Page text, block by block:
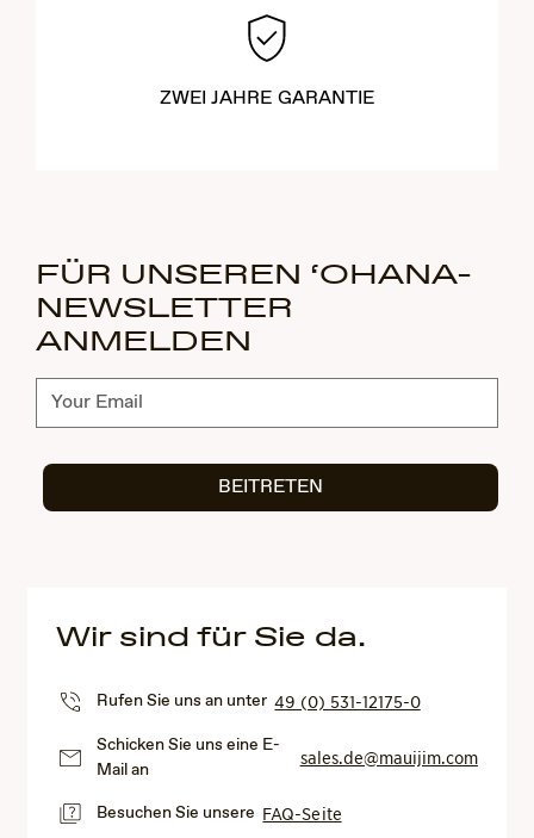
ZWEI JAHRE GARANTIE
FÜR UNSEREN ‘OHANA-
NEWSLETTER
ANMELDEN
Abonnieren
BEITRETEN
Wir sind für Sie da.
Rufen Sie uns an unter49 (0) 531-12175-0
Schicken Sie uns eine E-
Mail an
sales.de@mauijim.com
Besuchen Sie unsere FAQ-Seite